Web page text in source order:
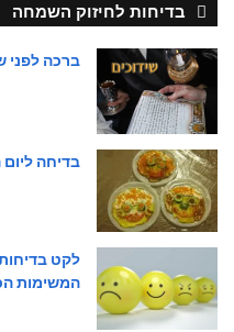
בדיחות לחיזוק השמחה
ברכה לפני
בדיחה
לקט
המשימות